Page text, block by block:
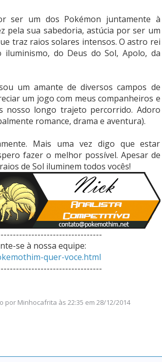
ser um dos Pokémon juntamente à
pela sua sabedoria, astúcia por ser um
traz raios solares intensos. O astro rei
do Deus do Sol, Apolo, da
um amante de diversos campos de
um jogo com meus companheiros e
nosso longo trajeto percorrido. Adoro
romance, drama e aventura).
Mais uma vez digo que estar
fazer o melhor possível. Apesar de
de Sol iluminem todos vocês!
se à nossa equipe:
quer-voce.html
por Minhocafrita às 22:35 em 28/12/2014